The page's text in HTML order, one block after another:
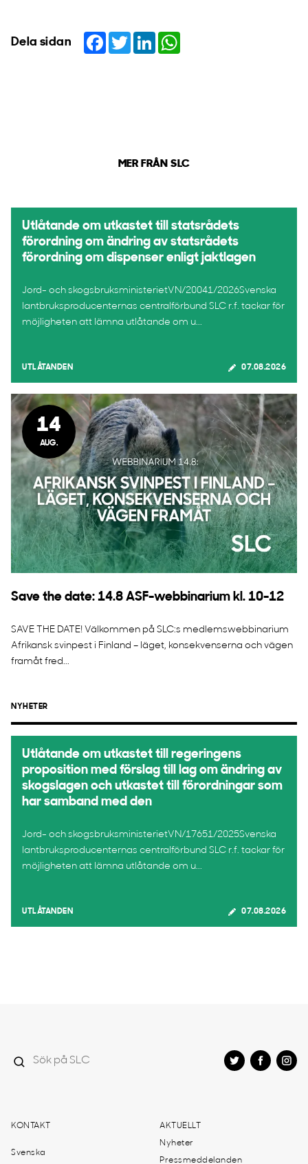
Dela sidan Facebook
TwitterLinkedIn
MER FRÅN SLC
Utlåtande om utkastet till statsrådets
förordning om ändring av statsrådets
förordning om dispenser enligt jaktlagen
Jord- och skogsbruksministerietVN/20041/2026Svenska
lantbruksproducenternas centralförbund SLC r.f. tackar för
möjligheten att lämna utlåtande om u...
UTLÅTANDEN 07.08.2026
14
AUG.
Save the date: 14.8 ASF-webbinarium kl. 10-12
SAVE THE DATE! Välkommen på SLC:s medlemswebbinarium
Afrikansk svinpest i Finland – läget, konsekvenserna och vägen
framåt fred...
NYHETER
Utlåtande om utkastet till regeringens
proposition med förslag till lag om ändring av
skogslagen och utkastet till förordningar som
har samband med den
Jord- och skogsbruksministerietVN/17651/2025Svenska
lantbruksproducenternas centralförbund SLC r.f. tackar för
möjligheten att lämna utlåtande om u...
UTLÅTANDEN 07.08.2026
KONTAKT
Svenska
AKTUELLT
Nyheter
Pressmeddelanden